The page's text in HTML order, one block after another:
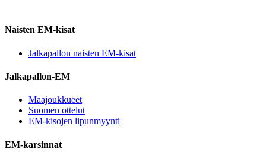
Naisten EM-kisat
Jalkapallon naisten EM-kisat
Jalkapallon-EM
Maajoukkueet
Suomen ottelut
EM-kisojen lipunmyynti
EM-karsinnat